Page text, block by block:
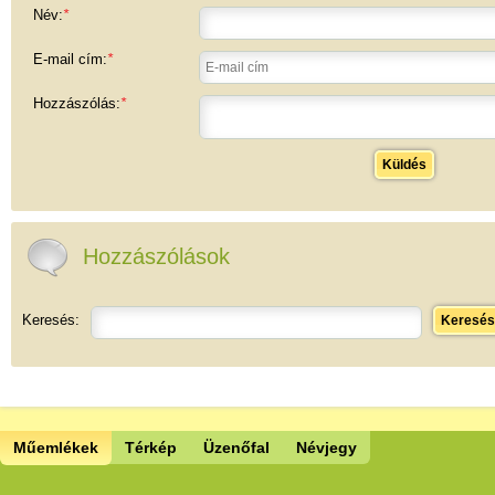
Név:*
E-mail cím:*
Hozzászólás:*
Küldés
Hozzászólások
Keresés: Keresés
Műemlékek Térkép Üzenőfal Névjegy